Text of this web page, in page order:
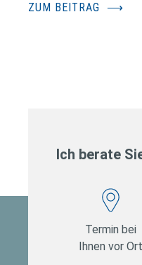
ZUM BEITRAG ⟶
Ich berate
Termin bei
Ihnen vor Ort